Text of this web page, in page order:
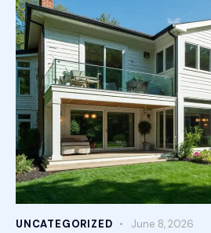
UNCATEGORIZED June 8, 2026